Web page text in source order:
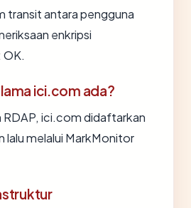
transit antara pengguna
enkripsi
OK.
ici.com ada?
ici.com didaftarkan
lalu melalui MarkMonitor